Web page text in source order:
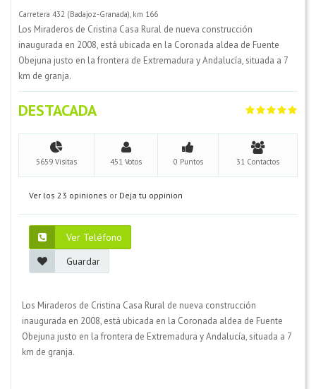
Carretera 432 (Badajoz-Granada), km 166
Los Miraderos de Cristina Casa Rural de nueva construcción
inaugurada en 2008, está ubicada en la Coronada aldea de Fuente
Obejuna justo en la frontera de Extremadura y Andalucía, situada a 7
km de granja.
DESTACADA
5659 Visitas 451 Votos 0 Puntos 31 Contactos
Ver los 23 opiniones or Deja tu oppinion
Ver Teléfono
Guardar
Los Miraderos de Cristina Casa Rural de nueva construcción
inaugurada en 2008, está ubicada en la Coronada aldea de Fuente
Obejuna justo en la frontera de Extremadura y Andalucía, situada a 7
km de granja.